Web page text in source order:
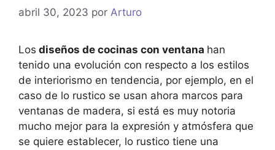
abril 30, 2023 por Arturo
Los diseños de cocinas con ventana han
tenido una evolución con respecto a los estilos
de interiorismo en tendencia, por ejemplo, en el
caso de lo rustico se usan ahora marcos para
ventanas de madera, si está es muy notoria
mucho mejor para la expresión y atmósfera que
se quiere establecer, lo rustico tiene una